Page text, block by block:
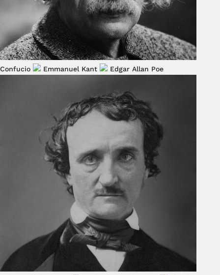
Confucio Emmanuel Kant Edgar Allan Poe